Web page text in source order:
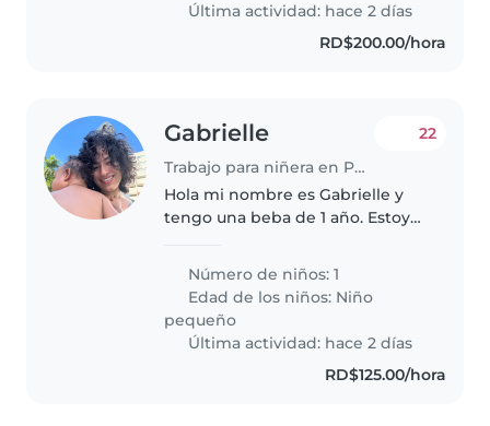
Última actividad: hace 2 días
RD$200.00/hora
Gabrielle
Trabajo para niñera en Punta Cana
22
Hola mi nombre es Gabrielle y
tengo una beba de 1 año. Estoy
me pueda ayudar a cuidar a mi
hija. Tienes que ser paciente
pero sobre todo creativa e
divertida..
Número de niños: 1
Edad de los niños: Niño
pequeño
Última actividad: hace 2 días
RD$125.00/hora